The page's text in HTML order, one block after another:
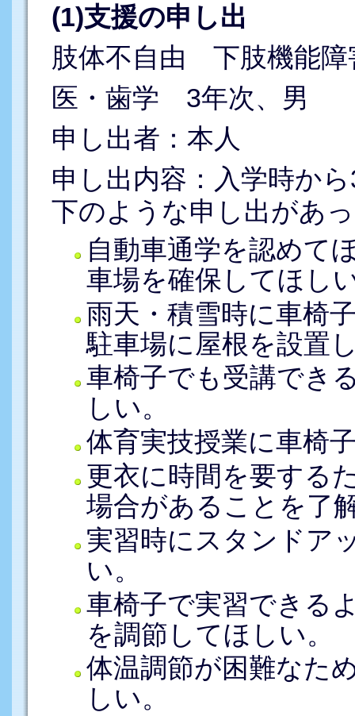
(1)支援の申し出
肢体不自由 下肢機能障
医・歯学 3年次、男
申し出者：本人
申し出内容：入学時か
下のような申し出があ
自動車通学を認めて
車場を確保してほし
雨天・積雪時に車椅
駐車場に屋根を設置
車椅子でも受講でき
しい。
体育実技授業に車椅
更衣に時間を要する
場合があることを了
実習時にスタンドア
い。
車椅子で実習できる
を調節してほしい。
体温調節が困難なた
しい。